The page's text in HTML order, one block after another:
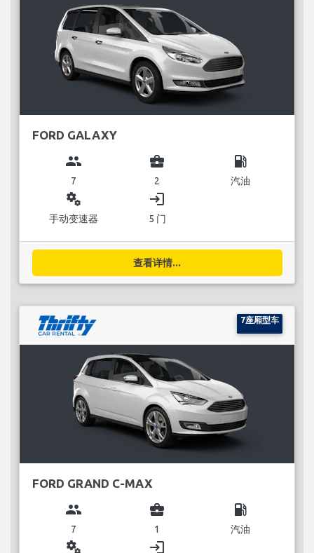
FORD GALAXY
group
7
business_center
2
local_gas_station
汽油
miscellaneous_services
手动变速器
login
5 门
查看详情...
7座厢型车
FORD GRAND C-MAX
group
7
business_center
1
local_gas_station
汽油
miscellaneous_services login